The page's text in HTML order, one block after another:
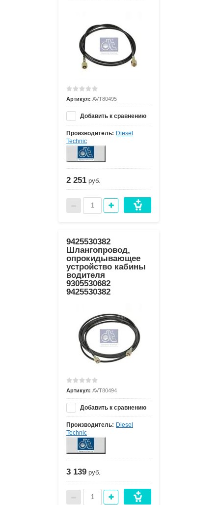
Артикул: AVT80495
Добавить к сравнению
Производитель: Diesel
Technic
2 251 руб.
9425530382
Шлангопровод,
опрокидывающее
устройство кабины
водителя
9305530682
9425530382
Артикул: AVT80494
Добавить к сравнению
Производитель: Diesel
Technic
3 139 руб.